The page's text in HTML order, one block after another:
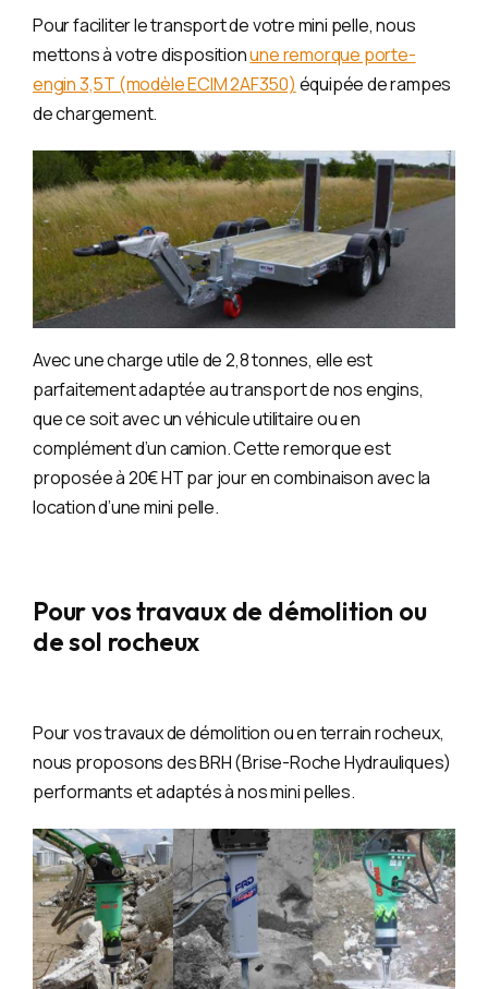
Pour faciliter le transport de votre mini pelle, nous
mettons à votre dispositionune remorque porte-
engin 3,5T (modèle ECIM 2AF350) équipée de rampes
de chargement.
Avec une charge utile de 2,8 tonnes, elle est
parfaitement adaptée au transport de nos engins,
que ce soit avec un véhicule utilitaire ou en
complément d’un camion. Cette remorque est
proposée à 20€ HT par jour en combinaison avec la
location d’une mini pelle.
Pour vos travaux de démolition ou
de sol rocheux
Pour vos travaux de démolition ou en terrain rocheux,
nous proposons des BRH (Brise-Roche Hydrauliques)
performants et adaptés à nos mini pelles.